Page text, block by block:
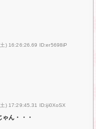
) 16:26:26.69 ID:er5698iP
) 17:29:45.31 ID:iji0XoSX
ん・・・